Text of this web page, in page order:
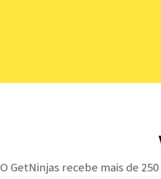
O GetNinjas recebe mais de